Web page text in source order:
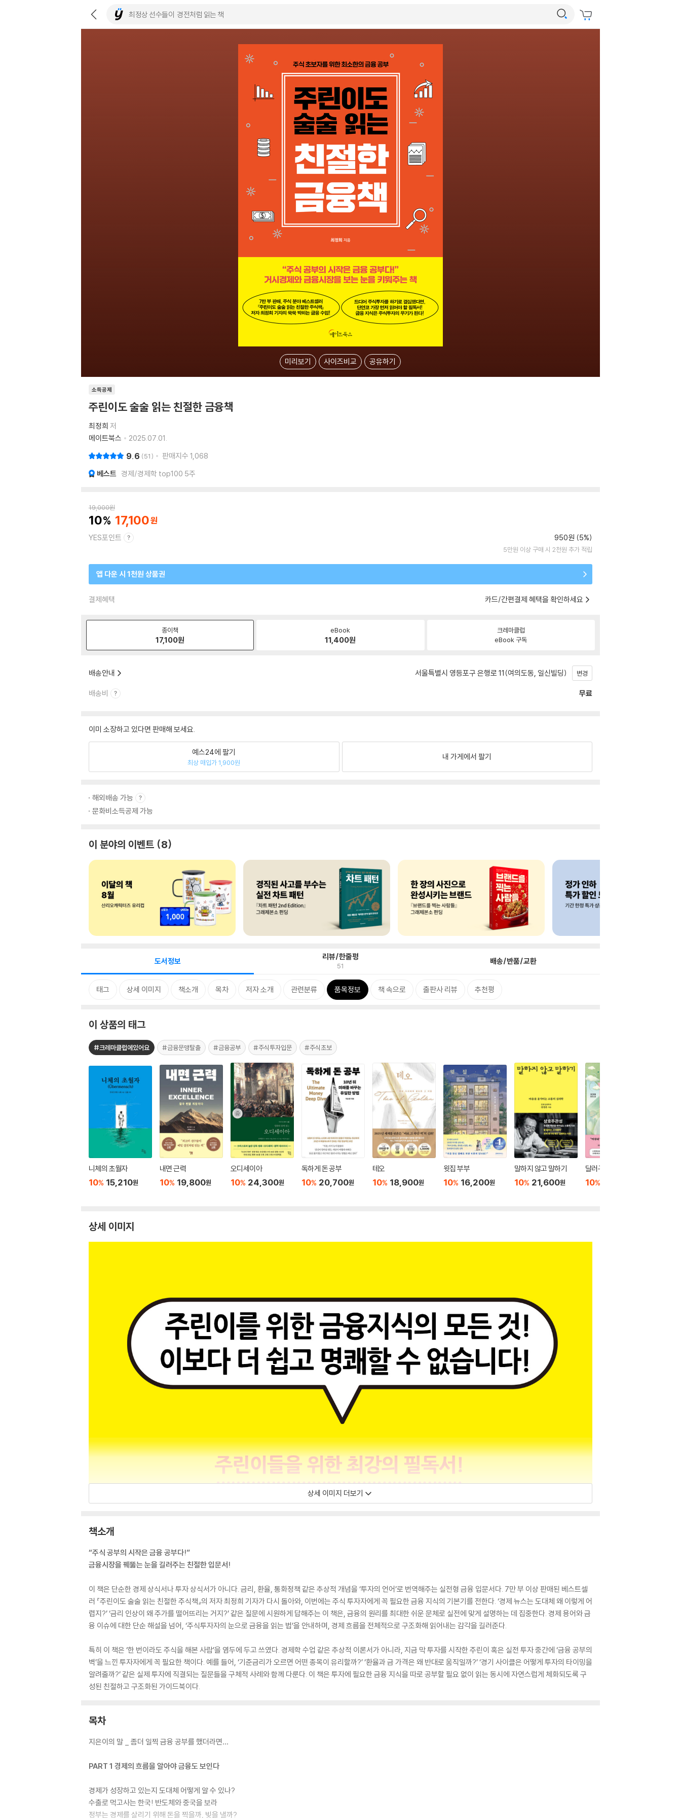
미리보기 사이즈비교 공유하기
소득공제
주린이도 술술 읽는 친절한 금융책
최정희 저
메이트북스
2025.07.01.
9.6 51 판매지수 1,068
베스트 경제/경제학 top100 5주
19,000원
10 17,100
YES포인트 950원 (5%)
5만원 이상 구매 시 2천원 추가 적립
앱 다운 시 1천원 상품권
결제혜택 카드/간편결제 혜택을 확인하세요
종이책
17,100원
eBook
11,400원
크레마클럽
eBook 구독
배송안내 서울특별시 영등포구 은행로 11(여의도동, 일신빌딩) 변경
배송비 무료
이미 소장하고 있다면 판매해 보세요.
예스24에 팔기
최상 매입가 1,900원
내 가게에서 팔기
해외배송 가능
문화비소득공제 가능
이 분야의 이벤트 8
도서정보 리뷰/한줄평
51 배송/반품/교환
태그 상세 이미지 책소개 목차 저자 소개 관련분류 품목정보 책 속으로 출판사 리뷰 추천평
이 상품의 태그
#크레마클럽에있어요 #금융문맹탈출 #금융공부 #주식투자입문 #주식초보
니체의 초월자
10% 15,210원
내면 근력
10% 19,800원
오디세이아
10% 24,300원
독하게 돈 공부
10% 20,700원
테오
10% 18,900원
윗집 부부
10% 16,200원
말하지 않고 말하기
10% 21,600원
달러구트 꿈 백화점 0
10%
상세 이미지
상세 이미지 더보기
책소개
“주식 공부의 시작은 금융 공부다!”
금융시장을 꿰뚫는 눈을 길러주는 친절한 입문서!
이 책은 단순한 경제 상식서나 투자 상식서가 아니다. 금리, 환율, 통화정책 같은 추상적 개념을 ‘투자의 언어’로 번역해주는 실전형 금융 입문서다. 7만 부 이상 판매된 베스트셀
러 『주린이도 술술 읽는 친절한 주식책』의 저자 최정희 기자가 다시 돌아와, 이번에는 주식 투자자에게 꼭 필요한 금융 지식의 기본기를 전한다. ‘경제 뉴스는 도대체 왜 이렇게 어
렵지?’ ‘금리 인상이 왜 주가를 떨어뜨리는 거지?’ 같은 질문에 시원하게 답해주는 이 책은, 금융의 원리를 최대한 쉬운 문체로 실전에 맞게 설명하는 데 집중한다. 경제 용어와 금
융 이슈에 대한 단순 해설을 넘어, ‘주식투자자의 눈으로 금융을 읽는 법’을 안내하며, 경제 흐름을 전체적으로 구조화해 읽어내는 감각을 길러준다.
특히 이 책은 ‘한 번이라도 주식을 해본 사람’을 염두에 두고 쓰였다. 경제학 수업 같은 추상적 이론서가 아니라, 지금 막 투자를 시작한 주린이 혹은 실전 투자 중간에 ‘금융 공부의
벽’을 느낀 투자자에게 꼭 필요한 책이다. 예를 들어, ‘기준금리가 오르면 어떤 종목이 유리할까?’ ‘환율과 금 가격은 왜 반대로 움직일까?’ ‘경기 사이클은 어떻게 투자의 타이밍을
알려줄까?’ 같은 실제 투자에 직결되는 질문들을 구체적 사례와 함께 다룬다. 이 책은 투자에 필요한 금융 지식을 따로 공부할 필요 없이 읽는 동시에 자연스럽게 체화되도록 구
성된 친절하고 구조화된 가이드북이다.
목차
지은이의 말 _ 좀더 일찍 금융 공부를 했더라면…
PART 1 경제의 흐름을 알아야 금융도 보인다
경제가 성장하고 있는지 도대체 어떻게 알 수 있나?
수출로 먹고사는 한국! 반도체와 중국을 보라
정부는 경제를 살리기 위해 돈을 찍을까, 빚을 낼까?